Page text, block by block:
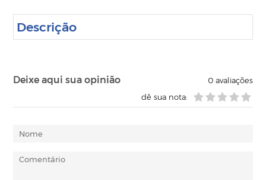
Descrição
Deixe aqui sua opinião 0avaliações
dê sua nota: